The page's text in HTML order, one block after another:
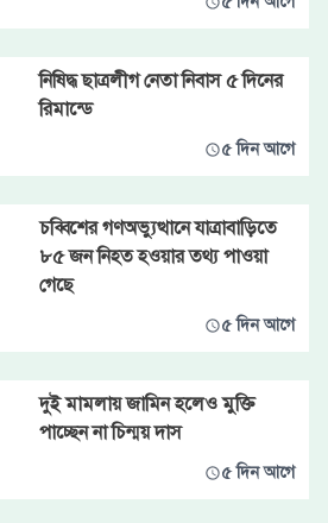
নিষিদ্ধ ছাত্রলীগ নেতা নিবাস ৫ দিনের
রিমান্ডে
৫ দিন আগে
চব্বিশের গণঅভ্যুত্থানে যাত্রাবাড়িতে
৮৫ জন নিহত হওয়ার তথ্য পাওয়া
গেছে
৫ দিন আগে
দুই মামলায় জামিন হলেও মুক্তি
পাচ্ছেন না চিন্ময় দাস
৫ দিন আগে